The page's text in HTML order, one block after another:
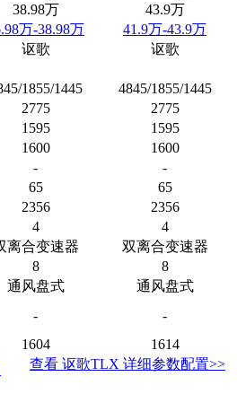
38.98万
43.9万
万-38.98万
41.9万-43.9万
讴歌
讴歌
1855/1445
4845/1855/1445
2775
2775
1595
1595
1600
1600
-
-
65
65
2356
2356
4
4
离合变速器
双离合变速器
8
8
通风盘式
通风盘式
-
-
1604
1614
查看 讴歌TLX 详细参数配置>>